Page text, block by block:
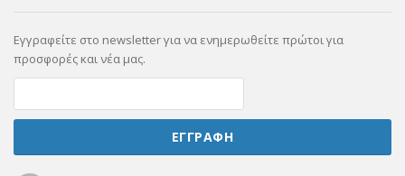
Εγγραφείτε στο newsletter για να ενημερωθείτε πρώτοι για
προσφορές και νέα μας.
ΕΓΓΡΑΦΗ